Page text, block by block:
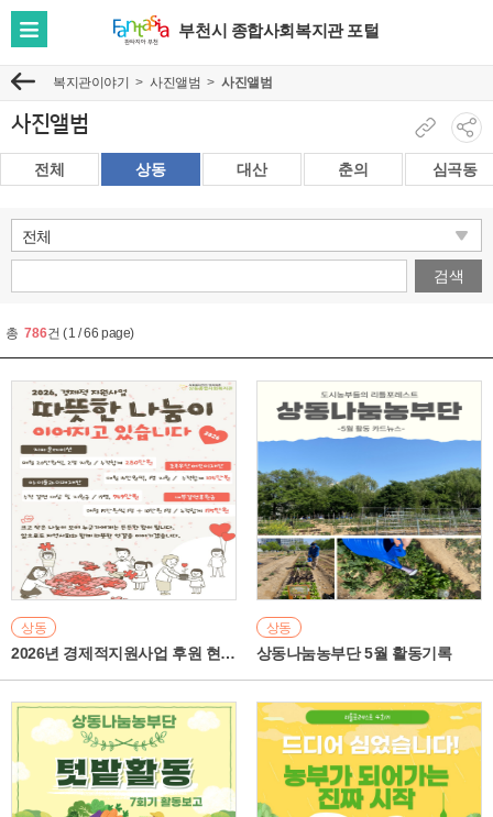
부천시 종합사회복지관 포털
전
체
뉴
기
이
전
복지관이야기 사진앨범 사진앨범
사진앨범
현
재
이
주
소
소
셜
트
공
기
전체 상동 대산 춘의 심곡동
검색
총 786건 (1 /66 page)
상동
2026년 경제적지원사업 후원 현황 안내
상동
상동나눔농부단 5월 활동기록